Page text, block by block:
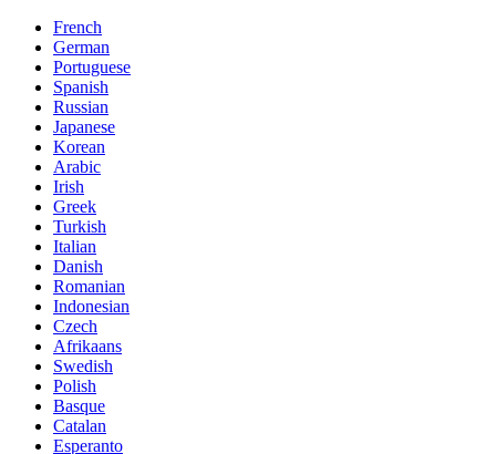
French
German
Portuguese
Spanish
Russian
Japanese
Korean
Arabic
Irish
Greek
Turkish
Italian
Danish
Romanian
Indonesian
Czech
Afrikaans
Swedish
Polish
Basque
Catalan
Esperanto